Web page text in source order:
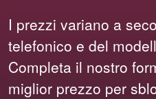
I prezzi variano a
telefonico e del
Completa il nostro
miglior prezzo per